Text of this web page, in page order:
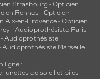
Strasbourg - Opticien
Rennes - Opticien
Aix-en-Provence - Opticien
- Audioprothésiste Paris -
Audioprothésiste
Audioprothésiste Marseille
ligne :
, lunettes de soleil et piles